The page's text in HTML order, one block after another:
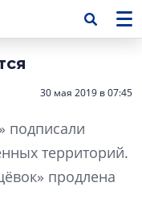
30 мая 2019 в 07:45
подписали
территорий.
продлена